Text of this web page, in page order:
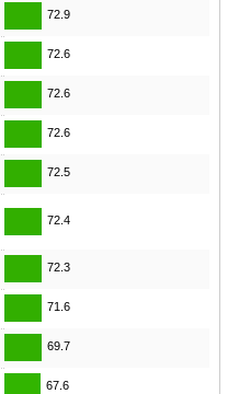
72.9
72.6
72.6
72.6
72.5
72.4
72.3
71.6
69.7
67.6